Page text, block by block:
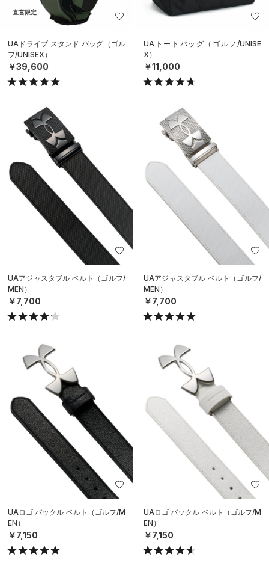
直営限定
UAドライブ スタンド バッグ（ゴル
フ/UNISEX）
￥39,600
UAトートバッグ（ゴルフ/UNISE
X）
￥11,000
UAアジャスタブル ベルト（ゴルフ/
MEN）
￥7,700
UAアジャスタブル ベルト（ゴルフ/
MEN）
￥7,700
UAロゴ バックル ベルト（ゴルフ/M
EN）
￥7,150
UAロゴ バックル ベルト（ゴルフ/M
EN）
￥7,150